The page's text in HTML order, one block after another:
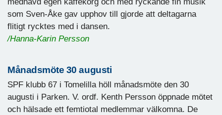
som Sven-Åke gav upphov till gjorde att deltagarna
flitigt rycktes med i dansen.
/Hanna-Karin Persson
Månadsmöte 30 augusti
SPF klubb 67 i Tomelilla höll månadsmöte den 30
augusti i Parken. V. ordf. Kenth Persson öppnade mötet
och hälsade ett femtiotal medlemmar välkomna. De